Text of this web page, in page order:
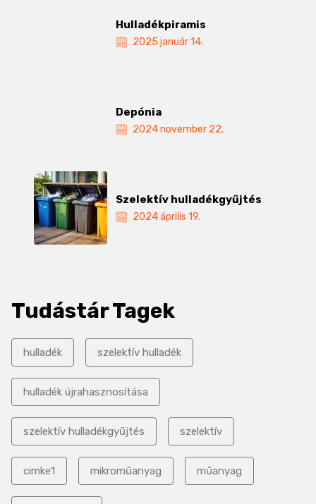
Hulladékpiramis
2025 január 14.
Depónia
2024 november 22.
Szelektív hulladékgyűjtés
2024 április 19.
Tudástár Tagek
hulladék szelektív hulladék
hulladék újrahasznosítása
szelektív hulladékgyűjtés szelektív
cimke1 mikroműanyag műanyag